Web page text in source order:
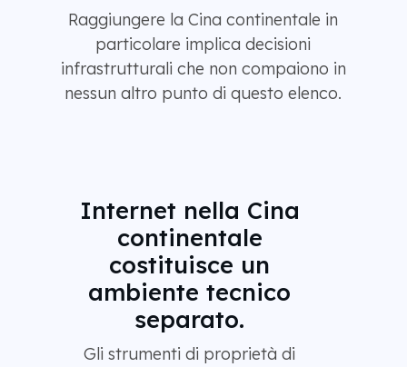
Raggiungere la Cina continentale in
particolare implica decisioni
infrastrutturali che non compaiono in
nessun altro punto di questo elenco.
Internet nella Cina
continentale
costituisce un
ambiente tecnico
separato.
Gli strumenti di proprietà di